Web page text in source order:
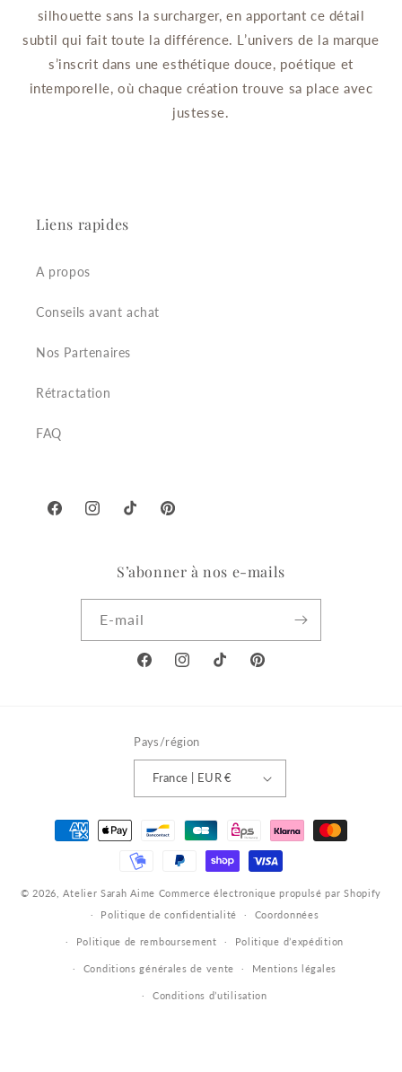
silhouette sans la surcharger, en apportant ce détail
subtil qui fait toute la différence. L’univers de la marque
s’inscrit dans une esthétique douce, poétique et
intemporelle, où chaque création trouve sa place avec
justesse.
Liens rapides
A propos
Conseils avant achat
Nos Partenaires
Rétractation
FAQ
FacebookInstagramTikTok Pinterest
S’abonner à nos e-mails
E-mail
FacebookInstagramTikTok Pinterest
Pays/région
France | EUR €
Moyens
© 2026,Atelier Sarah Aime Commerce électronique propulsé par Shopify
Politique de confidentialité
Coordonnées
Politique de remboursement Politique d’expédition
Conditions générales de vente Mentions légales
Conditions d’utilisation